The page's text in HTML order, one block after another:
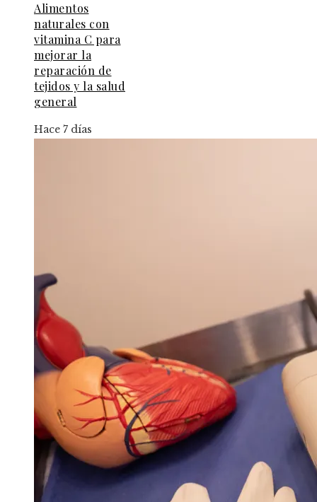
Alimentos
naturales con
vitamina C para
mejorar la
reparación de
tejidos y la salud
general
Hace 7 días